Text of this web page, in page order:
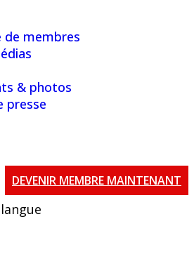
de membres
& photos
presse
DEVENIR MEMBRE MAINTENANT